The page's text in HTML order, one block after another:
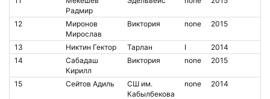
Радмир
12
Миронов
Мирослав
Виктория none 2015
13 Никтин Гектор Тарлан I
2014
14
Сабадаш
Кирилл
Виктория none 2015
15 Сейтов Адиль
СШ им.
Кабылбекова
none 2014